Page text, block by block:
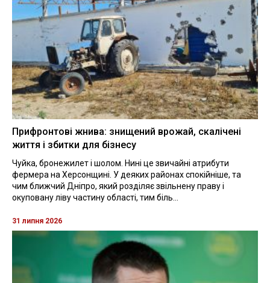
Прифронтові жнива: знищений врожай, скалічені
життя і збитки для бізнесу
Чуйка, бронежилет і шолом. Нині це звичайні атрибути
фермера на Херсонщині. У деяких районах спокійніше, та
чим ближчий Дніпро, який розділяє звільнену праву і
окуповану ліву частину області, тим біль...
31 липня 2026